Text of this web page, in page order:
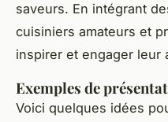
saveurs. En intégrant
cuisiniers amateurs et
inspirer et engager leur
Exemples de
Voici quelques idées